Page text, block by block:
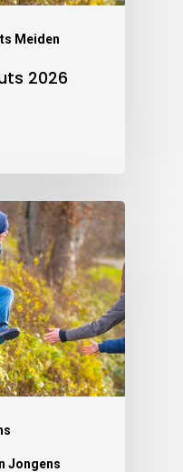
Meiden
2026
Jongens